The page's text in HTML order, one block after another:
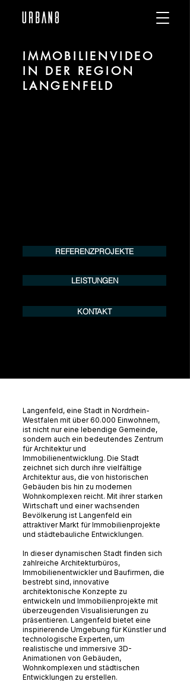
IMMOBILIENVIDEO
IN DER REGION
LANGENFELD
REFERENZPROJEKTE
LEISTUNGEN
KONTAKT
Langenfeld, eine Stadt in Nordrhein-
Westfalen mit über 60.000 Einwohnern,
ist nicht nur eine lebendige Gemeinde,
sondern auch ein bedeutendes Zentrum
für Architektur und
Immobilienentwicklung. Die Stadt
zeichnet sich durch ihre vielfältige
Architektur aus, die von historischen
Gebäuden bis hin zu modernen
Wohnkomplexen reicht. Mit ihrer starken
Wirtschaft und einer wachsenden
Bevölkerung ist Langenfeld ein
attraktiver Markt für Immobilienprojekte
und städtebauliche Entwicklungen.
In dieser dynamischen Stadt finden sich
zahlreiche Architekturbüros,
Immobilienentwickler und Baufirmen, die
bestrebt sind, innovative
architektonische Konzepte zu
entwickeln und Immobilienprojekte mit
überzeugenden Visualisierungen zu
präsentieren. Langenfeld bietet eine
inspirierende Umgebung für Künstler und
technologische Experten, um
realistische und immersive 3D-
Animationen von Gebäuden,
Wohnkomplexen und städtischen
Entwicklungen zu erstellen.